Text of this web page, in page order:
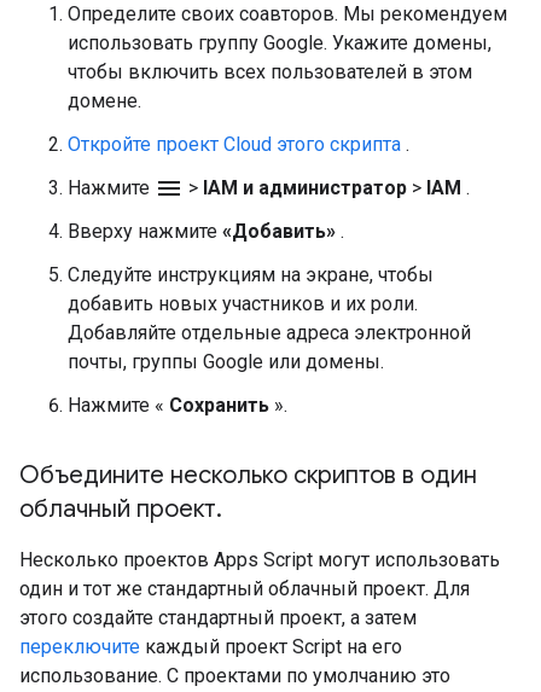
Определите своих соавторов. Мы рекомендуем
использовать группу Google. Укажите домены,
чтобы включить всех пользователей в этом
домене.
Откройте проект Cloud этого скрипта .
Нажмите menu > IAM и администратор > IAM .
Вверху нажмите «Добавить» .
Следуйте инструкциям на экране, чтобы
добавить новых участников и их роли.
Добавляйте отдельные адреса электронной
почты, группы Google или домены.
Нажмите « Сохранить ».
Объедините несколько скриптов в один
облачный проект.
Несколько проектов Apps Script могут использовать
один и тот же стандартный облачный проект. Для
этого создайте стандартный проект, а затем
переключите каждый проект Script на его
использование. С проектами по умолчанию это